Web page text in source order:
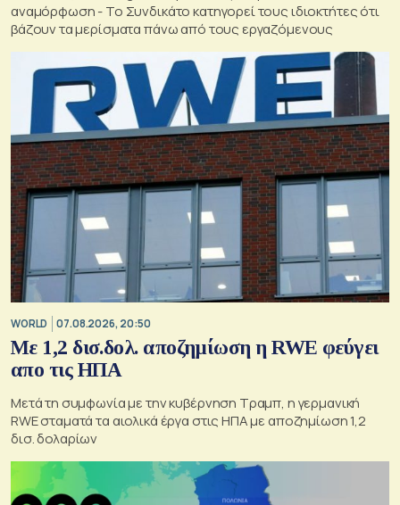
αναμόρφωση - Το Συνδικάτο κατηγορεί τους ιδιοκτήτες ότι
βάζουν τα μερίσματα πάνω από τους εργαζόμενους
WORLD 07.08.2026, 20:50
Με 1,2 δισ.δολ. αποζημίωση η RWE φεύγει
απο τις ΗΠΑ
Μετά τη συμφωνία με την κυβέρνηση Τραμπ, η γερμανική
RWE σταματά τα αιολικά έργα στις ΗΠΑ με αποζημίωση 1,2
δισ. δολαρίων